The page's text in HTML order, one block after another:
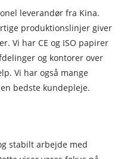
leverandør fra Kina.
produktionslinjer giver
Vi har CE og ISO papirer
og kontorer over
Vi har også mange
bedste kundepleje.
stabilt arbejde med